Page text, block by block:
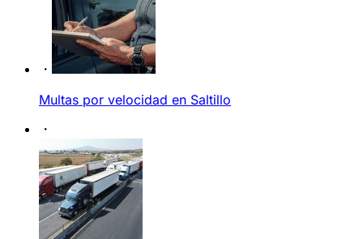
Multas por velocidad en Saltillo